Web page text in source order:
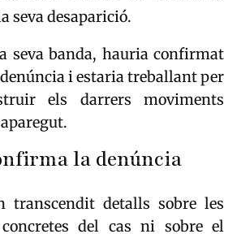
seva desaparició.
seva banda, hauria confirmat
i estaria treballant per
els darrers moviments
la denúncia
transcendit detalls sobre les
del cas ni sobre el